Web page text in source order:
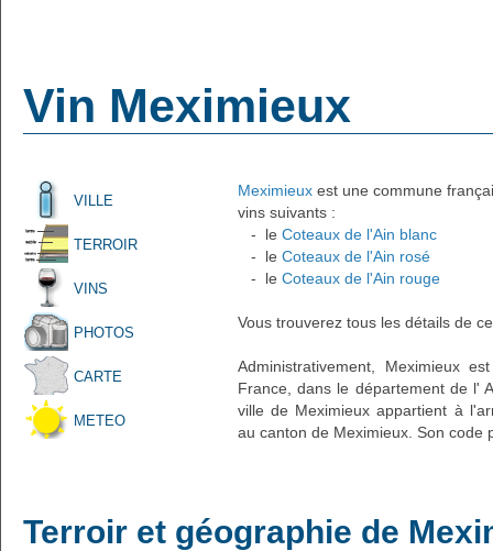
Vin Meximieux
VILLE
TERROIR
VINS
PHOTOS
CARTE
METEO
Meximieux est une commune
vins suivants :
- le Coteaux de l'Ain blanc
- le Coteaux de l'Ain rosé
- le Coteaux de l'Ain rouge
Vous trouverez tous les détails de
Administrativement, Meximieux
France, dans le département de l'
ville de Meximieux appartient à
au canton de Meximieux. Son code
Terroir et géographie de